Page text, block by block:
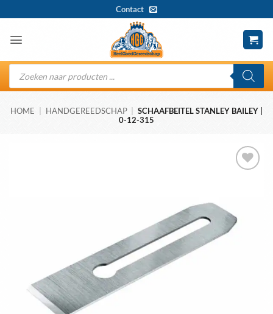
naar
inhoud
Contact
Producten
zoeken
HOME HANDGEREEDSCHAP
SCHAAFBEITEL STANLEY BAILEY |
0-12-315